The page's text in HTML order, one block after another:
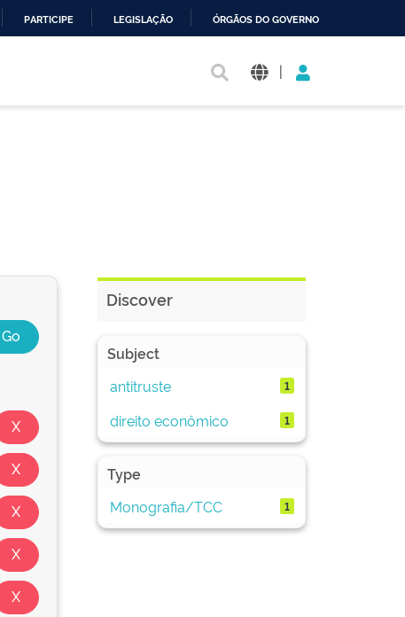
PARTICIPE LEGISLAÇÃO ÓRGÃOS DO GOVERNO
|
Discover
Subject
antitruste
1
direito econômico 1
Type
Monografia/TCC
1